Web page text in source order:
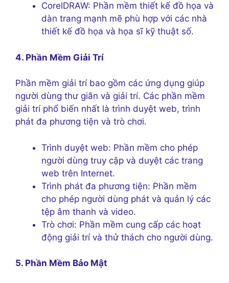
CorelDRAW: Phần mềm thiết kế đồ họa và
dàn trang mạnh mẽ phù hợp với các nhà
thiết kế đồ họa và họa sĩ kỹ thuật số.
4. Phần Mềm Giải Trí
Phần mềm giải trí bao gồm các ứng dụng giúp
người dùng thư giãn và giải trí. Các phần mềm
giải trí phổ biến nhất là trình duyệt web, trình
phát đa phương tiện và trò chơi.
Trình duyệt web: Phần mềm cho phép
người dùng truy cập và duyệt các trang
web trên Internet.
Trình phát đa phương tiện: Phần mềm
cho phép người dùng phát và quản lý các
tệp âm thanh và video.
Trò chơi: Phần mềm cung cấp các hoạt
động giải trí và thử thách cho người dùng.
5. Phần Mềm Bảo Mật